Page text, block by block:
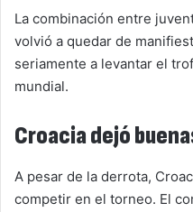
La combinación entre
volvió a quedar de
seriamente a levantar el
mundial.
Croacia dejó
A pesar de la derrota,
competir en el torneo. El